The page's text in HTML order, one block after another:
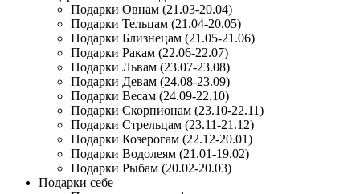
Подарки Овнам (21.03-20.04)
Подарки Тельцам (21.04-20.05)
Подарки Близнецам (21.05-21.06)
Подарки Ракам (22.06-22.07)
Подарки Львам (23.07-23.08)
Подарки Девам (24.08-23.09)
Подарки Весам (24.09-22.10)
Подарки Скорпионам (23.10-22.11)
Подарки Стрельцам (23.11-21.12)
Подарки Козерогам (22.12-20.01)
Подарки Водолеям (21.01-19.02)
Подарки Рыбам (20.02-20.03)
Подарки себе